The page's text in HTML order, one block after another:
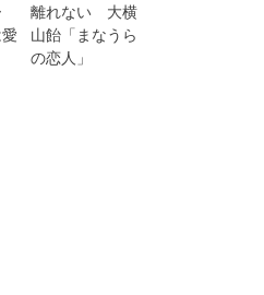
離れない 大横
山飴「まなうら
の恋人」